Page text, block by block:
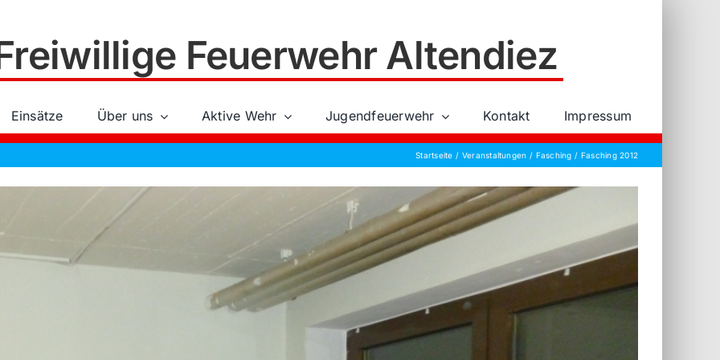
Feuerwehr Altendiez
Einsätze Über uns Aktive Wehr Jugendfeuerwehr Kontakt Impressum
Startseite Veranstaltungen Fasching Fasching 2012